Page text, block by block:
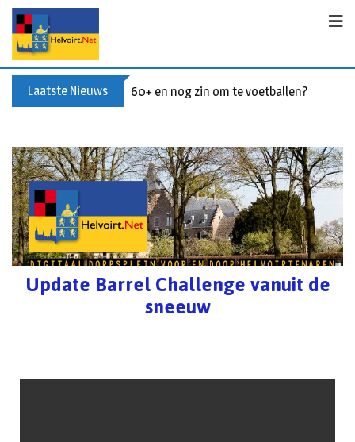
Laatste Nieuws Buxusplanten in brand in Biezenmortel,
Update Barrel Challenge vanuit de
sneeuw